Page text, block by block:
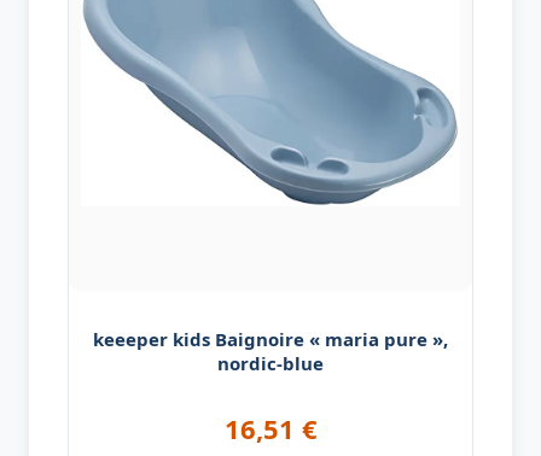
keeeper kids Baignoire « maria pure »,
nordic-blue
16,51 €